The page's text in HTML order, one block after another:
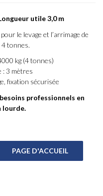
utile 3,0 m
le levage et l’arrimage de
4 tonnes.
kg (4 tonnes)
: 3 mètres
fixation sécurisée
professionnels en
lourde.